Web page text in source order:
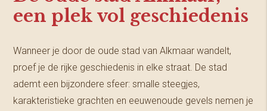
een plek vol geschiedenis
Wanneer je door de oude stad van Alkmaar wandelt,
proef je de rijke geschiedenis in elke straat. De stad
ademt een bijzondere sfeer: smalle steegjes,
karakteristieke grachten en eeuwenoude gevels nemen je